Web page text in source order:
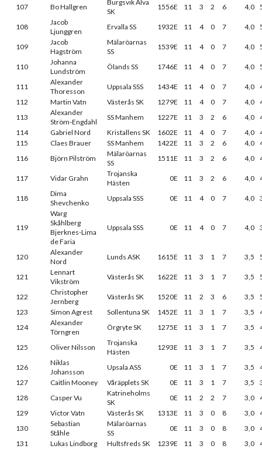
107 Bo Hallgren
Burgsvik Alva
SK
1556E 11 3 2 6 4,0
108
Jacob
Ljunggren
Ervalla SS 1932E 11 4 0 7 4,0
109
Jacob
Hagström
Mälaröarnas
SS
1539E 11 4 0 7 4,0
110
Johanna
Lundström
Ölands SS 1746E 11 4 0 7 4,0
111
Alexander
Thoresson
Uppsala SSS 1434E 11 4 0 7 4,0
112
Martin Vatn Västerås SK 1279E 11 4 0 7 4,0
113
Alexander
Ström-Engdahl
SS Manhem 1227E 11 3 2 6 4,0
114
Gabriel Nord Kristallens SK 1602E 11 4 0 7 4,0
115
Claes Brauer SS Manhem 1422E 11 3 2 6 4,0
116
Björn Pilström
Mälaröarnas
SS
1511E 11 3 2 6 4,0
117 Vidar Grahn
Trojanska
Hästen
0E 11 3 2 6 4,0
118
Dima
Shevchenko
Uppsala SSS 0E 11 4 0 7 4,0
119
Warg
Skåhlberg
Bjerknes-Lima
de Faria
Uppsala SSS 0E 11 4 0 7 4,0
120
Alexander
Nord
Lunds ASK 1615E 11 3 1 7 3,5
121
Lennart
Vikström
Västerås SK 1622E 11 3 1 7 3,5
122
Christopher
Jernberg
Västerås SK 1520E 11 2 3 6 3,5
123
Simon Agrest Sollentuna SK 1452E 11 3 1 7 3,5
124
Alexander
Törngren
Örgryte SK 1275E 11 3 1 7 3,5
125 Oliver Nilsson
Trojanska
Hästen
1293E 11 3 1 7 3,5
126
Niklas
Johansson
Upsala ASS 0E 11 3 1 7 3,5
127
Caitlin Mooney Våräpplets SK 0E 11 3 1 7 3,5
128
Casper Vu
Katrineholms
SK
0E 11 2 2 7 3,0
129
Victor Vatn Västerås SK 1313E 11 3 0 8 3,0
130
Sebastian
Ståhle
Mälaröarnas
SS
0E 11 3 0 8 3,0
131
Lukas Lindborg Hultsfreds SK 1239E 11 3 0 8 3,0